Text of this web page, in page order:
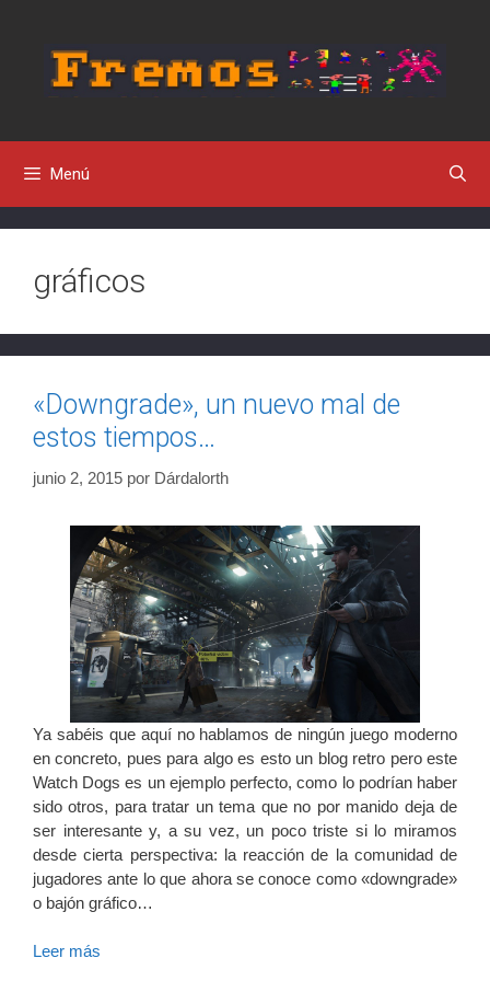
contenido
Menú
gráficos
«Downgrade», un nuevo mal de
estos tiempos…
junio 2, 2015 por Dárdalorth
Ya sabéis que aquí no hablamos de ningún juego moderno
en concreto, pues para algo es esto un blog retro pero este
Watch Dogs es un ejemplo perfecto, como lo podrían haber
sido otros, para tratar un tema que no por manido deja de
ser interesante y, a su vez, un poco triste si lo miramos
desde cierta perspectiva: la reacción de la comunidad de
jugadores ante lo que ahora se conoce como «downgrade»
o bajón gráfico…
Leer más